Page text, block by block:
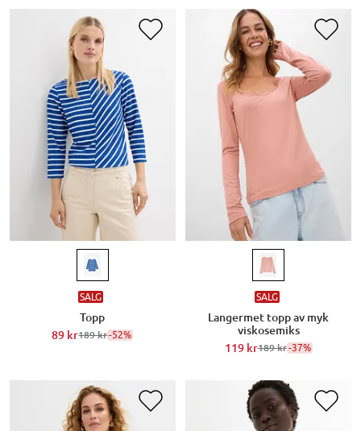
SALG
Topp
89 kr189 kr-52%
SALG
Langermet topp av myk
viskosemiks
119 kr189 kr-37%